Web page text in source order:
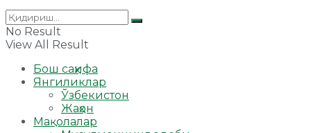
No Result
View All Result
Бош саҳифа
Янгиликлар
Ўзбекистон
Жаҳон
Мақолалар